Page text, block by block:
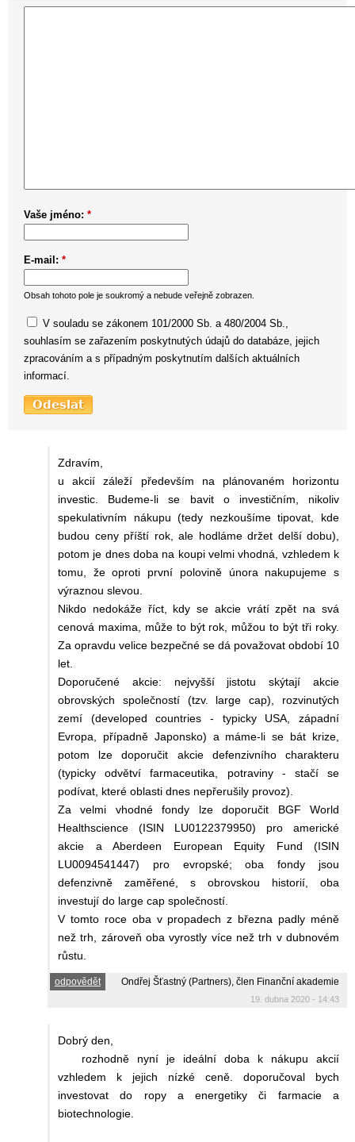
Vaše jméno: *
E-mail: *
Obsah tohoto pole je soukromý a nebude veřejně zobrazen.
V souladu se zákonem 101/2000 Sb. a 480/2004 Sb.,
souhlasím se zařazením poskytnutých údajů do databáze, jejich
zpracováním a s případným poskytnutím dalších aktuálních
informací.
Zdravím,
u akcií záleží především na plánovaném horizontu
investic. Budeme-li se bavit o investičním, nikoliv
spekulativním nákupu (tedy nezkoušíme tipovat, kde
budou ceny příští rok, ale hodláme držet delší dobu),
potom je dnes doba na koupi velmi vhodná, vzhledem k
tomu, že oproti první polovině února nakupujeme s
výraznou slevou.
Nikdo nedokáže říct, kdy se akcie vrátí zpět na svá
cenová maxima, může to být rok, můžou to být tři roky.
Za opravdu velice bezpečné se dá považovat období 10
let.
Doporučené akcie: nejvyšší jistotu skýtají akcie
obrovských společností (tzv. large cap), rozvinutých
zemí (developed countries - typicky USA, západní
Evropa, případně Japonsko) a máme-li se bát krize,
potom lze doporučit akcie defenzivního charakteru
(typicky odvětví farmaceutika, potraviny - stačí se
podívat, které oblasti dnes nepřerušily provoz).
Za velmi vhodné fondy lze doporučit BGF World
Healthscience (ISIN LU0122379950) pro americké
akcie a Aberdeen European Equity Fund (ISIN
LU0094541447) pro evropské; oba fondy jsou
defenzivně zaměřené, s obrovskou historií, oba
investují do large cap společností.
V tomto roce oba v propadech z března padly méně
než trh, zároveň oba vyrostly více než trh v dubnovém
růstu.
odpovědět Ondřej Šťastný (Partners), člen Finanční akademie
19. dubna 2020 - 14:43
Dobrý den,
rozhodně nyní je ideální doba k nákupu akcií
vzhledem k jejich nízké ceně. doporučoval bych
investovat do ropy a energetiky či farmacie a
biotechnologie.